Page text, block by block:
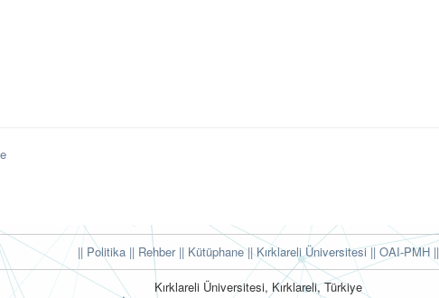
|| Politika || Rehber|| Kütüphane|| Kırklareli Üniversitesi ||OAI-PMH ||
Kırklareli Üniversitesi, Kırklareli, Türkiye